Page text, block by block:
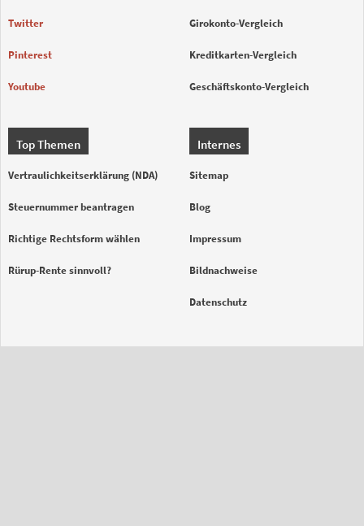
Twitter
Pinterest
Youtube
Girokonto-Vergleich
Kreditkarten-Vergleich
Geschäftskonto-Vergleich
Top Themen
Vertraulichkeitserklärung (NDA)
Steuernummer beantragen
Richtige Rechtsform wählen
Rürup-Rente sinnvoll?
Internes
Sitemap
Blog
Impressum
Bildnachweise
Datenschutz